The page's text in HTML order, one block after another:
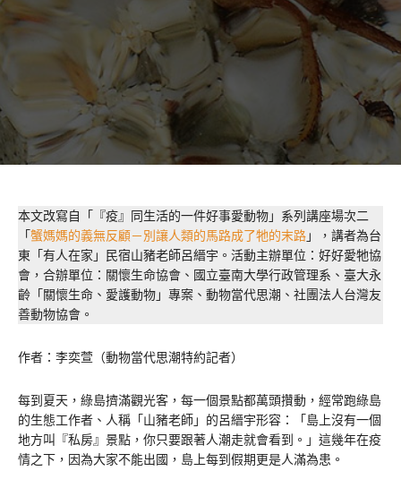
本文改寫自「『疫』同生活的一件好事愛動物」系列講座場次二
「蟹媽媽的義無反顧－別讓人類的馬路成了牠的末路」，講者為台
東「有人在家」民宿山豬老師呂縉宇。活動主辦單位：好好愛牠協
會，合辦單位：關懷生命協會、國立臺南大學行政管理系、臺大永
齡「關懷生命、愛護動物」專案、動物當代思潮、社團法人台灣友
善動物協會。
作者：李奕萱（動物當代思潮特約記者）
每到夏天，綠島擠滿觀光客，每一個景點都萬頭攢動，經常跑綠島
的生態工作者、人稱「山豬老師」的呂縉宇形容：「島上沒有一個
地方叫『私房』景點，你只要跟著人潮走就會看到。」這幾年在疫
情之下，因為大家不能出國，島上每到假期更是人滿為患。